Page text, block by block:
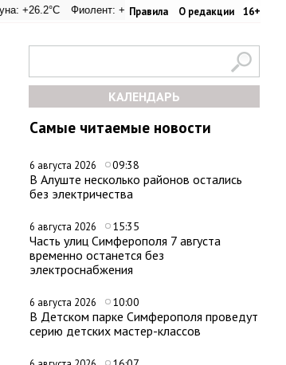
Правила О редакции 16+
Фиолент: +26.1°C Казачья бухта: +26.1°C
+32.8°C Керчь: +30.6°C Никитский сад:
КАЛЕНДАРЬ
Самые читаемые новости
6 августа 2026 09:38
В Алуште несколько районов остались
без электричества
6 августа 2026 15:35
Часть улиц Симферополя 7 августа
временно останется без
электроснабжения
6 августа 2026 10:00
В Детском парке Симферополя проведут
серию детских мастер-классов